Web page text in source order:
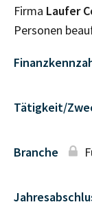
Firma Laufer
Personen
Tätigkeit/
Branche